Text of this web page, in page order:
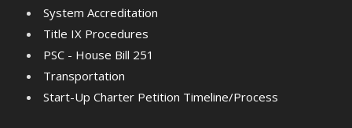
System Accreditation
Title IX Procedures
PSC - House Bill 251
Transportation
Start-Up Charter Petition Timeline/Process